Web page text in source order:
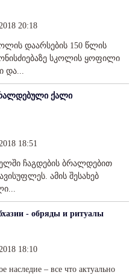
20:18
დაარსების 150 წლის
სკოლის ყოფილი
და...
ქალი
18:51
ჩაგდების ბრალდებით
ამის შესახებ
- обряды и ритуалы
18:10
наследие – все что актуально